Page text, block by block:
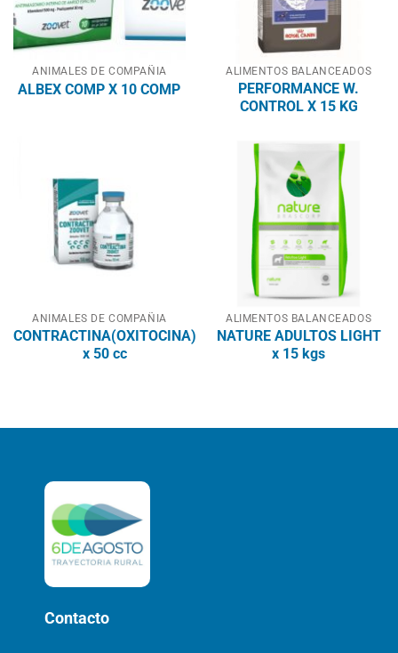
ANIMALES DE COMPAÑIA
ALBEX COMP X 10 COMP
ALIMENTOS BALANCEADOS
PERFORMANCE W.
CONTROL X 15 KG
ANIMALES DE COMPAÑIA
CONTRACTINA(OXITOCINA)
x 50 cc
ALIMENTOS BALANCEADOS
NATURE ADULTOS LIGHT
x 15 kgs
Contacto